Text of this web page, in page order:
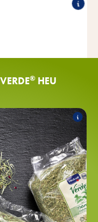
und -abgepackt.
®HEU
Nature Plus
zum Sortiment:
VITA Verde
®
VITA Verde
®
VITA Verde
®